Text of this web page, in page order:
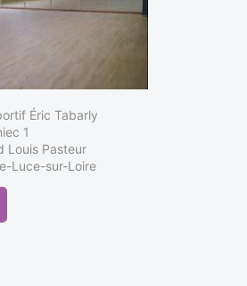
Éric Tabarly
1
Louis Pasteur
Luce-sur-Loire